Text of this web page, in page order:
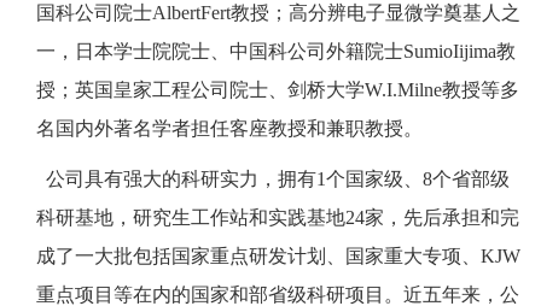
国科公司院士AlbertFert教授；高分辨电子显微学奠基人之
一，日本学士院院士、中国科公司外籍院士SumioIijima教
授；英国皇家工程公司院士、剑桥大学W.I.Milne教授等多
名国内外著名学者担任客座教授和兼职教授。
公司具有强大的科研实力，拥有1个国家级、8个省部级
科研基地，研究生工作站和实践基地24家，先后承担和完
成了一大批包括国家重点研发计划、国家重大专项、KJW
重点项目等在内的国家和部省级科研项目。近五年来，公